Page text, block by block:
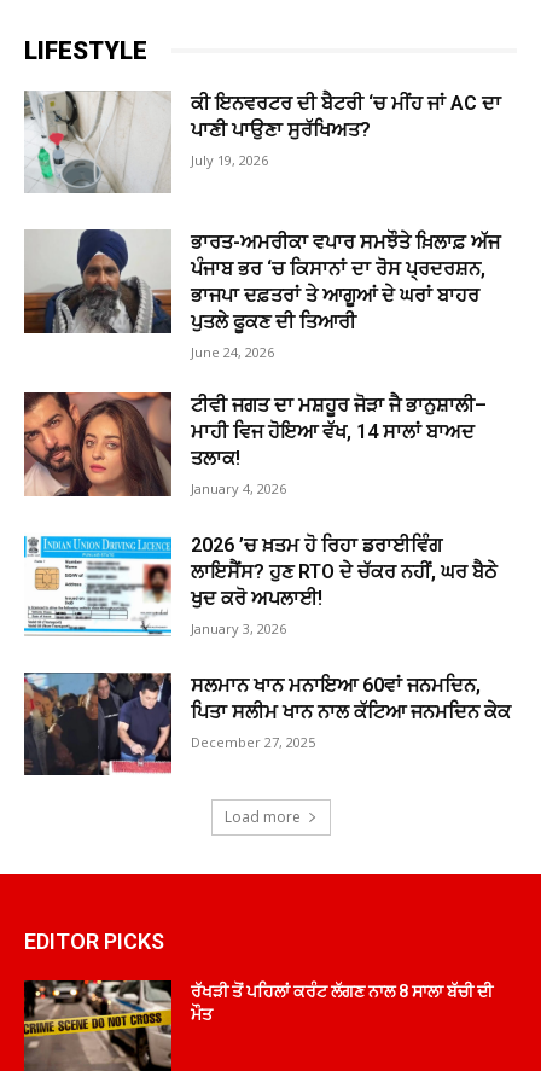
LIFESTYLE
ਕੀ ਇਨਵਰਟਰ ਦੀ ਬੈਟਰੀ ‘ਚ ਮੀਂਹ ਜਾਂ AC ਦਾ
ਪਾਣੀ ਪਾਉਣਾ ਸੁਰੱਖਿਅਤ?
July 19, 2026
ਭਾਰਤ-ਅਮਰੀਕਾ ਵਪਾਰ ਸਮਝੌਤੇ ਖ਼ਿਲਾਫ਼ ਅੱਜ
ਪੰਜਾਬ ਭਰ ‘ਚ ਕਿਸਾਨਾਂ ਦਾ ਰੋਸ ਪ੍ਰਦਰਸ਼ਨ,
ਭਾਜਪਾ ਦਫ਼ਤਰਾਂ ਤੇ ਆਗੂਆਂ ਦੇ ਘਰਾਂ ਬਾਹਰ
ਪੁਤਲੇ ਫੂਕਣ ਦੀ ਤਿਆਰੀ
June 24, 2026
ਟੀਵੀ ਜਗਤ ਦਾ ਮਸ਼ਹੂਰ ਜੋੜਾ ਜੈ ਭਾਨੁਸ਼ਾਲੀ–
ਮਾਹੀ ਵਿਜ ਹੋਇਆ ਵੱਖ, 14 ਸਾਲਾਂ ਬਾਅਦ
ਤਲਾਕ!
January 4, 2026
2026 ’ਚ ਖ਼ਤਮ ਹੋ ਰਿਹਾ ਡਰਾਈਵਿੰਗ
ਲਾਇਸੈਂਸ? ਹੁਣ RTO ਦੇ ਚੱਕਰ ਨਹੀਂ, ਘਰ ਬੈਠੇ
ਖੁਦ ਕਰੋ ਅਪਲਾਈ!
January 3, 2026
ਸਲਮਾਨ ਖਾਨ ਮਨਾਇਆ 60ਵਾਂ ਜਨਮਦਿਨ,
ਪਿਤਾ ਸਲੀਮ ਖਾਨ ਨਾਲ ਕੱਟਿਆ ਜਨਮਦਿਨ ਕੇਕ
December 27, 2025
Load more
EDITOR PICKS
ਰੱਖੜੀ ਤੋਂ ਪਹਿਲਾਂ ਕਰੰਟ ਲੱਗਣ ਨਾਲ 8 ਸਾਲਾ ਬੱਚੀ ਦੀ
ਮੌਤ